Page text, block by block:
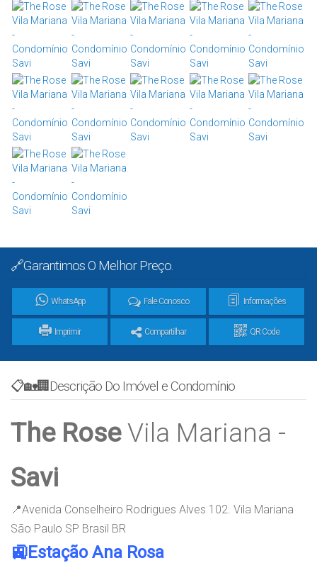
🔗Garantimos O Melhor Preço.
WhatsApp Fale Conosco Informações
Imprimir Compartilhar QR Code
📋🏡🏢Descrição Do Imóvel e Condomínio
The RoseVila Mariana -
Savi
📍Avenida Conselheiro Rodrigues Alves 102. Vila Mariana
São Paulo SP Brasil BR
🚉Estação Ana Rosa